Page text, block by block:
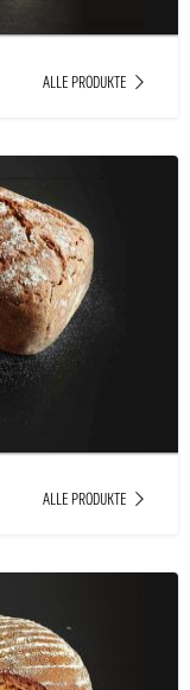
ALLE PRODUKTE
ALLE PRODUKTE